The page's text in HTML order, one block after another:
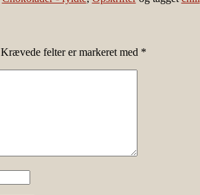
Krævede felter er markeret med *